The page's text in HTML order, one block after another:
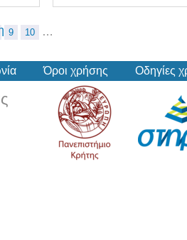
9 10 …
Όροι χρήσης Οδηγίες